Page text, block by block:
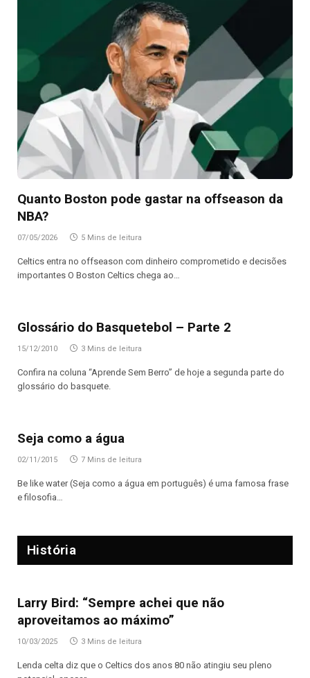
Quanto Boston pode gastar na offseason da
NBA?
07/05/2026 5 Mins de leitura
Celtics entra no offseason com dinheiro comprometido e decisões
importantes O Boston Celtics chega ao…
Glossário do Basquetebol – Parte 2
15/12/2010 3 Mins de leitura
Confira na coluna “Aprende Sem Berro” de hoje a segunda parte do
glossário do basquete.
Seja como a água
02/11/2015 7 Mins de leitura
Be like water (Seja como a água em português) é uma famosa frase
e filosofia…
História
Larry Bird: “Sempre achei que não
aproveitamos ao máximo”
10/03/2025 3 Mins de leitura
Lenda celta diz que o Celtics dos anos 80 não atingiu seu pleno